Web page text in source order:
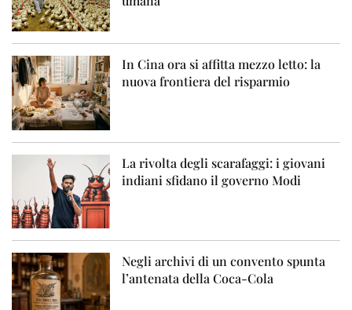
In Cina ora si affitta mezzo letto: la
nuova frontiera del risparmio
La rivolta degli scarafaggi: i giovani
indiani sfidano il governo Modi
Negli archivi di un convento spunta
l’antenata della Coca-Cola